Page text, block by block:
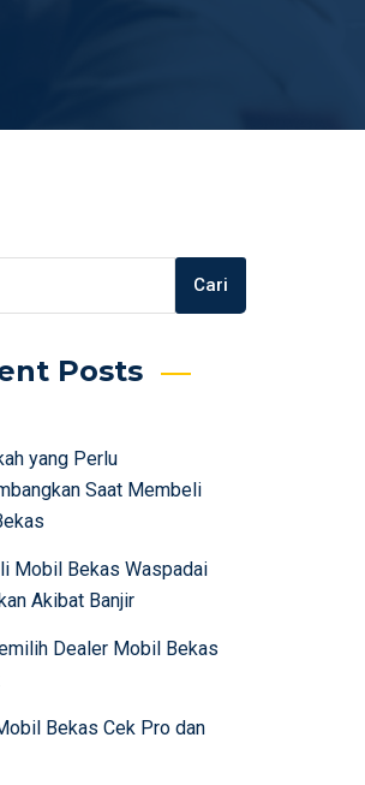
Cari
Posts
yang Perlu
Saat Membeli
Mobil Bekas Waspadai
Akibat Banjir
Dealer Mobil Bekas
Bekas Cek Pro dan